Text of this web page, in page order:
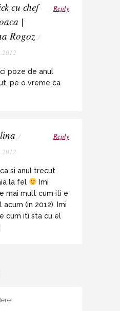
cu chef
|
Rogoz /
Reply
poze de anul
pe o vreme ca
/
Reply
si anul trecut
la fel
Imi
mai mult cum iti e
acum (in 2012). Imi
cum iti sta cu el